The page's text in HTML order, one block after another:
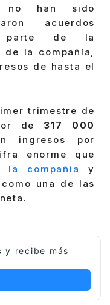
no han sido
acuerdos
parte de la
la compañía,
de hasta el
trimestre de
de
317 000
ingresos por
enorme que
la compañíay
una de las
y recibe más